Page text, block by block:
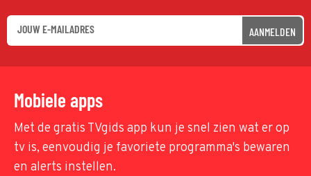
AANMELDEN
Mobiele apps
Met de gratis TVgids app kun je snel zien wat er op
tv is, eenvoudig je favoriete programma's bewaren
en alerts instellen.